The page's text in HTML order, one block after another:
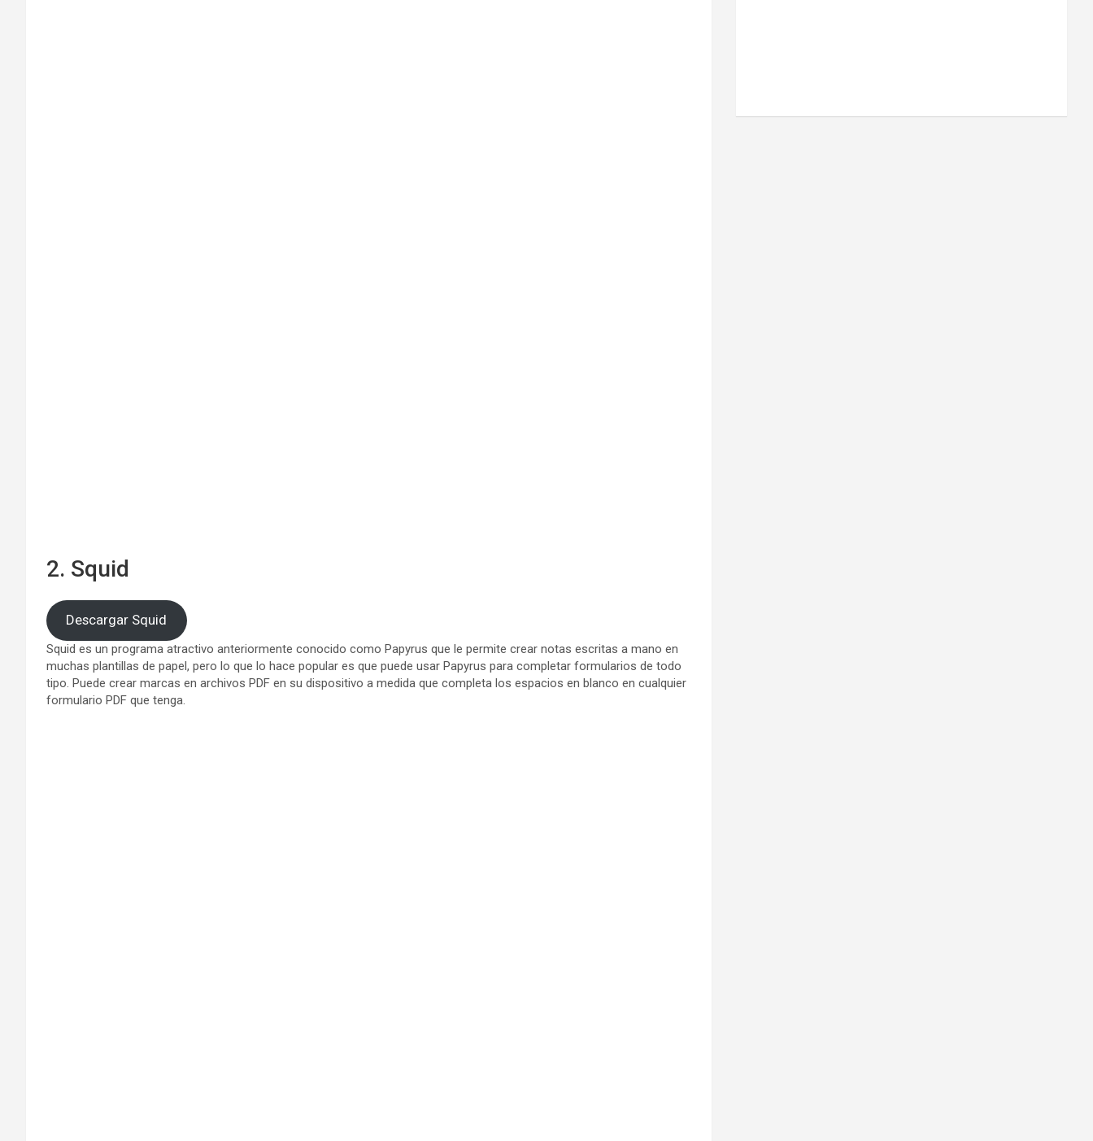
2. Squid
Descargar Squid
Squid es un programa atractivo anteriormente conocido como Papyrus que le permite crear notas escritas a mano en
muchas plantillas de papel, pero lo que lo hace popular es que puede usar Papyrus para completar formularios de todo
tipo. Puede crear marcas en archivos PDF en su dispositivo a medida que completa los espacios en blanco en cualquier
formulario PDF que tenga.